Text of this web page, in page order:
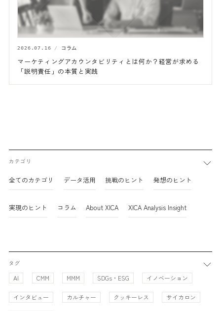
2026.07.16 コラム
マーケティングアカウンタビリティとは何か？経営が求める
「説明責任」の本質と実践
カテゴリ
全てのカテゴリ データ活用 挑戦のヒント 発想のヒント
実現のヒント コラム About XICA XICA Analysis Insight
タグ
AI CMM MMM SDGs・ESG イノベーション
インタビュー カルチャー クッキーレス サイカロン